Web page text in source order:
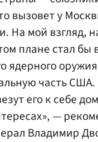
вызовет у
На мой взгляд,
плане стал бы
ядерного
часть США.
его к себе
—
Владимир